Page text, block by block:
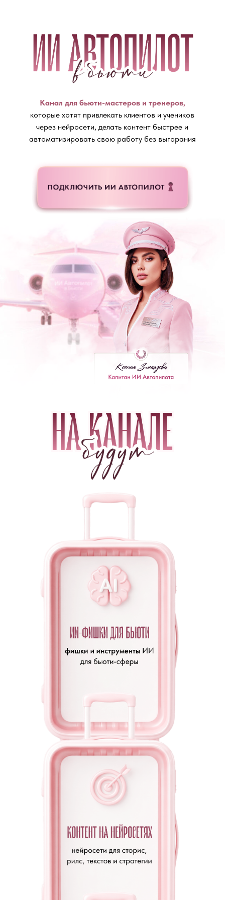
Канал для бьюти-мастеров и тренеров,
которые хотят привлекать клиентов и учеников
через нейросети, делать контент быстрее и
автоматизировать свою работу без выгорания